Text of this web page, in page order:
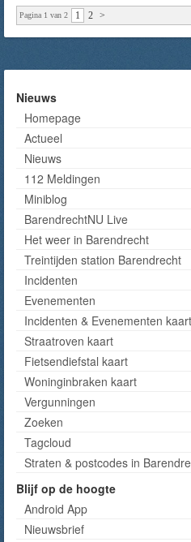
Pagina 1 van 2 1 2 >
Nieuws
Homepage
Actueel
Nieuws
112 Meldingen
Miniblog
BarendrechtNU Live
Het weer in Barendrecht
Treintijden station Barendrecht
Incidenten
Evenementen
Incidenten & Evenementen kaart
Straatroven kaart
Fietsendiefstal kaart
Woninginbraken kaart
Vergunningen
Zoeken
Tagcloud
Straten & postcodes in
Blijf op de hoogte
Android App
Nieuwsbrief